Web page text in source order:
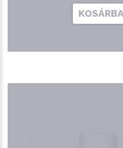
KOSÁRBA